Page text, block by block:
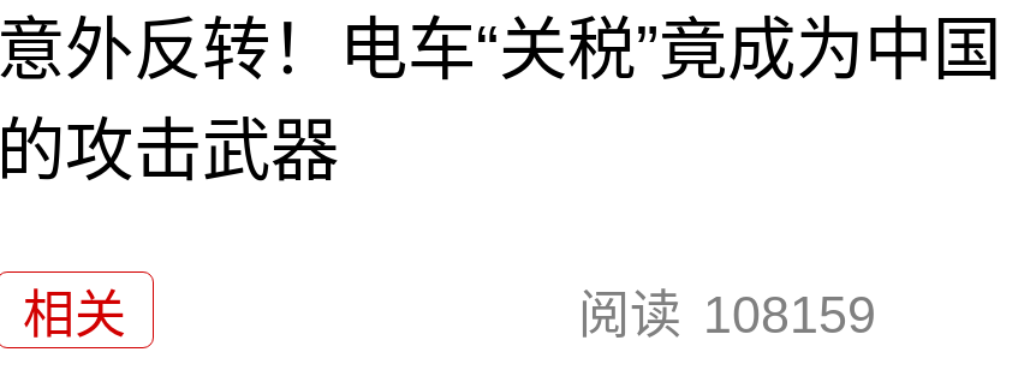
意外反转！电车“关税”竟成为中国
的攻击武器
相关 阅读 108159